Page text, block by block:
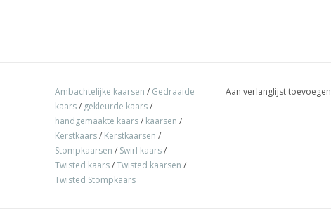
Ambachtelijke kaarsen / Gedraaide
kaars/ gekleurde kaars/
handgemaakte kaars/ kaarsen /
Kerstkaars/ Kerstkaarsen /
Stompkaarsen / Swirl kaars/
Twisted kaars/Twisted kaarsen /
Twisted Stompkaars
Aan verlanglijst toevoegen